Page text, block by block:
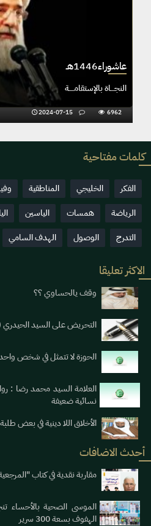
عاشوراء1446هـ
النجـــاة
كلمات مفتاحية
الفكر الخليجي المناطقية
الرياضة
همسات الياسين
التدرج
الوصول الهدف السامي
الاكثر تعليقا
وقف يالحساوي ؟؟
التحريض على السيد
الحوزة لا تتمثل في شخص
العلامة السيد محمد رضا :
نسائية ضعيفة
الأخلاق اللا دينية في بعض
أحدث الاضافات
مقاربة نقدية في كتاب
الموسى الصحية بالأحساء
الهفوف بسعة 300 سرير